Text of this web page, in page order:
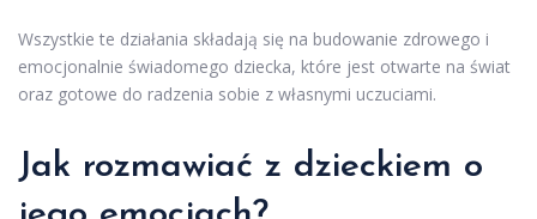
Wszystkie te działania składają się na budowanie zdrowego i
emocjonalnie świadomego dziecka, które jest otwarte na świat
oraz gotowe do radzenia sobie z własnymi uczuciami.
Jak rozmawiać z dzieckiem o